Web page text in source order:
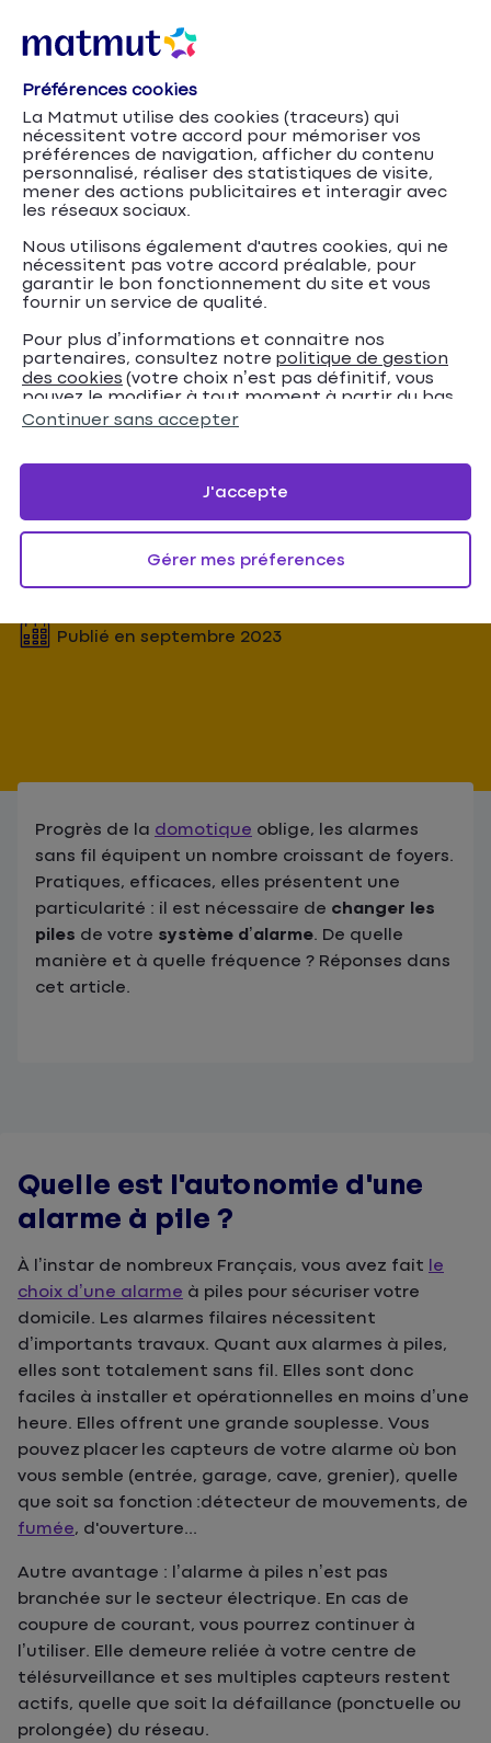
Accueil
Alarme et télésurveillance : protégez votre maison
ou votre appartement avec IMA Protect
Conseils
Comment changer les piles de son alarme ?
Comment changer les
piles de son alarme ?
5min
Publié en septembre 2023
Progrès de la domotique oblige, les alarmes
sans fil équipent un nombre croissant de foyers.
Pratiques, efficaces, elles présentent une
particularité : il est nécessaire de changer les
piles de votre système d’alarme. De quelle
manière et à quelle fréquence ? Réponses dans
cet article.
Quelle est l'autonomie d'une
alarme à pile ?
À l’instar de nombreux Français, vous avez fait le
choix d’une alarme à piles pour sécuriser votre
domicile. Les alarmes filaires nécessitent
d’importants travaux. Quant aux alarmes à piles,
elles sont totalement sans fil. Elles sont donc
faciles à installer et opérationnelles en moins d’une
heure. Elles offrent une grande souplesse. Vous
pouvez placer les capteurs de votre alarme où bon
vous semble (entrée, garage, cave, grenier), quelle
que soit sa fonction :détecteur de mouvements, de
fumée, d'ouverture...
Autre avantage : l’alarme à piles n’est pas
branchée sur le secteur électrique. En cas de
coupure de courant, vous pourrez continuer à
l’utiliser. Elle demeure reliée à votre centre de
télésurveillance et ses multiples capteurs restent
actifs, quelle que soit la défaillance (ponctuelle ou
prolongée) du réseau.
Préférences cookies
La Matmut utilise des cookies (traceurs) qui
nécessitent votre accord pour mémoriser vos
préférences de navigation, afficher du contenu
personnalisé, réaliser des statistiques de visite,
mener des actions publicitaires et interagir avec
les réseaux sociaux.
Nous utilisons également d'autres cookies, qui ne
nécessitent pas votre accord préalable, pour
garantir le bon fonctionnement du site et vous
fournir un service de qualité.
Pour plus d’informations et connaitre nos
partenaires, consultez notre politique de gestion
des cookies (votre choix n’est pas définitif, vous
pouvez le modifier à tout moment à partir du bas
de page de notre site).
Continuer sans accepter
Gérer mes préferences
J'accepte